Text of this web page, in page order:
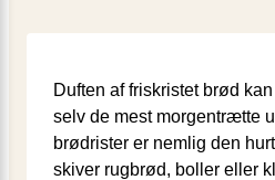
Duften af friskristet brød
selv de mest morgentrætte
brødrister er nemlig den
skiver rugbrød, boller eller